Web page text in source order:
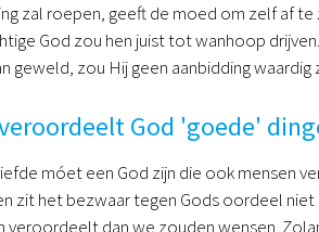
zal roepen, geeft de moed om zelf af te
God zou hen juist tot wanhoop
geweld, zou Hij geen aanbidding waardig
God 'goede'
móet een God zijn die ook mensen
zit het bezwaar tegen Gods oordeel
veroordeelt dan we zouden wensen.